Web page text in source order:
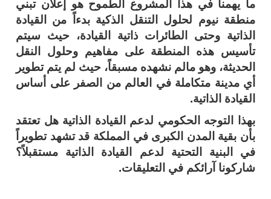
ما يهمنا في هذا المشروع الطموح هو إعلان تبني
منطقة نيوم لحلول التنقل الذكية بدءاً من القيادة
الذاتية وحتى الطائرات ذاتية القيادة، حيث سيتم
تأسيس هذه المنطقة على مفاهيم وحلول النقل
الحديثة، وهو مالم نشهده مسبقاً، حيث لم يتم تطوير
أي مدينة متكاملة في العالم من الصفر على أساس
القيادة الذاتية.
بهذا التوجه الحكومي لدعم القيادة الذاتية هل تعتقد
بأن بقية المدن الكبرى في المملكة قد تشهد تطويراً
في البنية التحتية لدعم القيادة الذاتية مستقبلاً؟
شاركونا آرائكم في التعليقات.